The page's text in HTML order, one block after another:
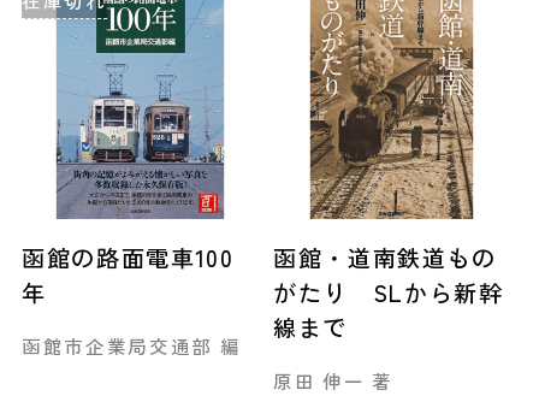
函館の路面電車100
年
函館市企業局交通部 編
函館・道南鉄道もの
がたり SLから新幹
線まで
原田 伸一 著